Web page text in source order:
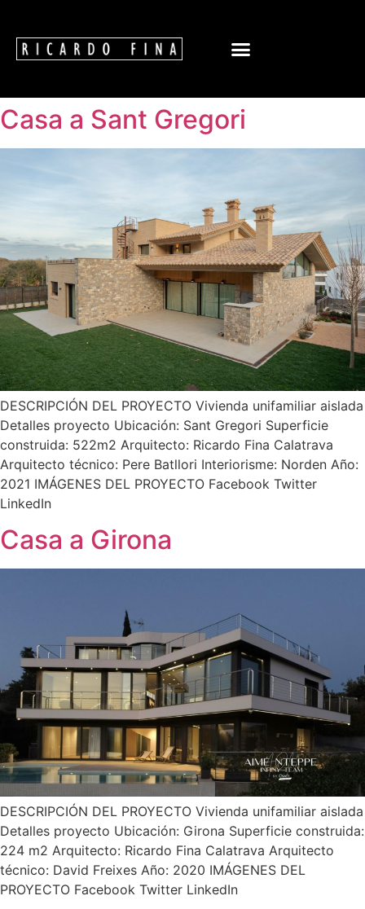
Casa a Sant Gregori
DESCRIPCIÓN DEL PROYECTO Vivienda unifamiliar aislada
Detalles proyecto Ubicación: Sant Gregori Superficie
construida: 522m2 Arquitecto: Ricardo Fina Calatrava
Arquitecto técnico: Pere Batllori Interiorisme: Norden Año:
2021 IMÁGENES DEL PROYECTO Facebook Twitter
LinkedIn
Casa a Girona
DESCRIPCIÓN DEL PROYECTO Vivienda unifamiliar aislada
Detalles proyecto Ubicación: Girona Superficie construida:
224 m2 Arquitecto: Ricardo Fina Calatrava Arquitecto
técnico: David Freixes Año: 2020 IMÁGENES DEL
PROYECTO Facebook Twitter LinkedIn